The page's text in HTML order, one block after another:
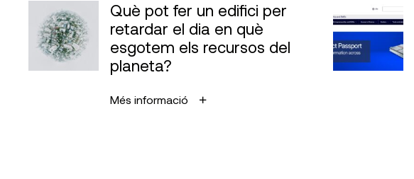
Què pot fer un edifici per
retardar el dia en què
esgotem els recursos del
planeta?
Més informació